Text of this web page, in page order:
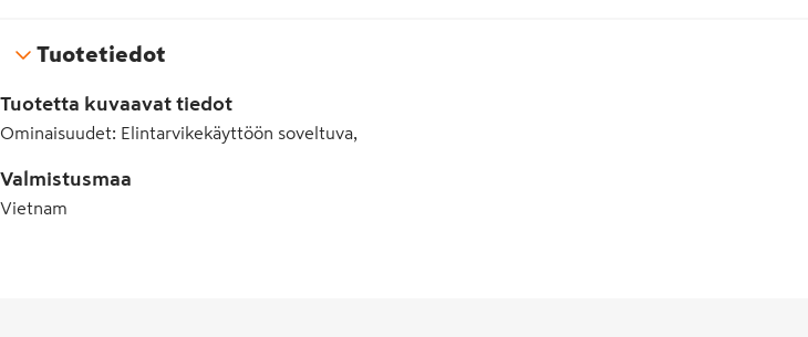
Tuotetiedot
Tuotetta kuvaavat tiedot
Ominaisuudet: Elintarvikekäyttöön soveltuva,
Valmistusmaa
Vietnam